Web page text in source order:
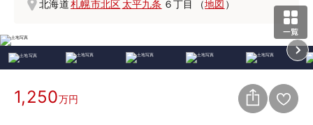
北海道札幌市北区 太平九条 ６丁目 （地図 ）
1,250万円